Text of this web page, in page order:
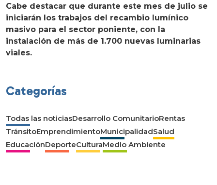
Cabe destacar que durante este mes de julio se
iniciarán los trabajos del recambio lumínico
masivo para el sector poniente, con la
instalación de más de 1.700 nuevas luminarias
viales.
Categorías
Todas las noticiasDesarrollo ComunitarioRentas
TránsitoEmprendimientoMunicipalidadSalud
EducaciónDeporteCulturaMedio Ambiente